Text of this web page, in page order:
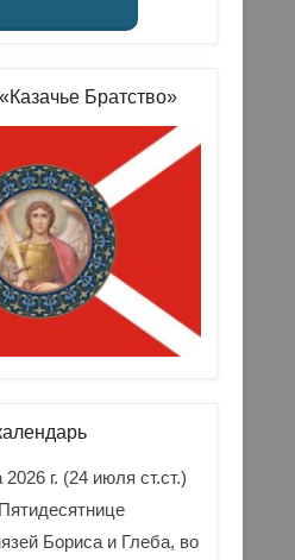
Братство»
2026 г. (24 июля ст.ст.)
Бориса и Глеба, во